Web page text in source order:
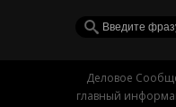
Деловое
главный